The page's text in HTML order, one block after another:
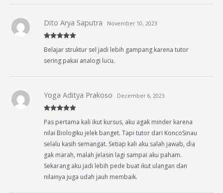
of 5
Dito Arya Saputra November 10, 2023
Belajar struktur sel jadi lebih gampang karena tutor
sering pakai analogi lucu.
of 5
Yoga Aditya Prakoso December 6, 2023
Pas pertama kali ikut kursus, aku agak minder karena
nilai Biologiku jelek banget. Tapi tutor dari KoncoSinau
selalu kasih semangat. Setiap kali aku salah jawab, dia
gak marah, malah jelasin lagi sampai aku paham.
Sekarang aku jadi lebih pede buat ikut ulangan dan
nilainya juga udah jauh membaik.